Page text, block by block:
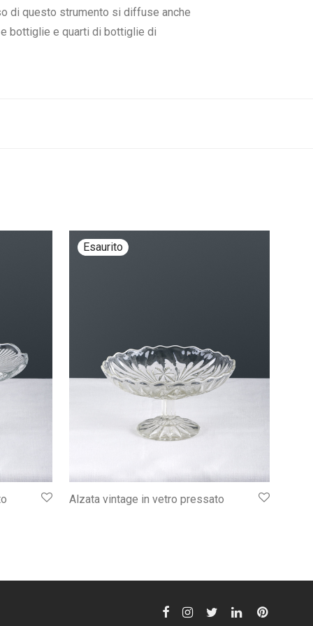
di questo strumento si diffuse anche
bottiglie e quarti di bottiglie di
Alzata vintage in vetro pressato